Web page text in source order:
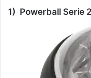
1) Powerball Serie